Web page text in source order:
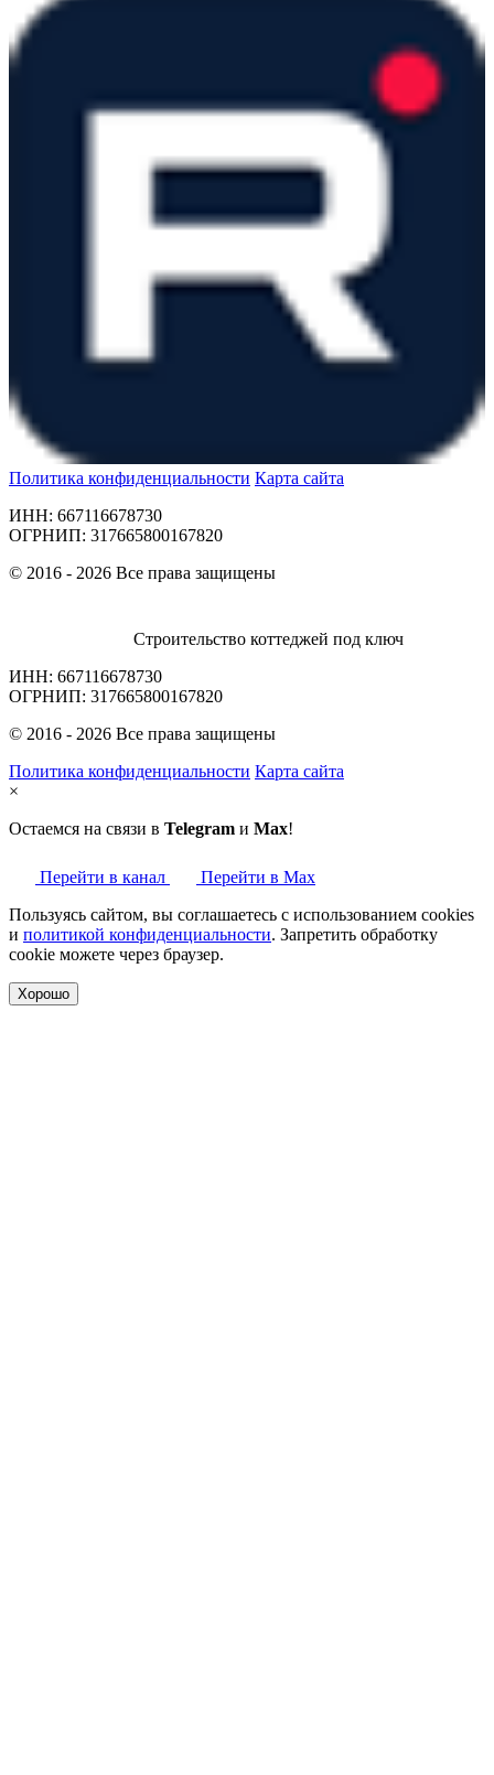
Политика конфиденциальности Карта сайта
ИНН: 667116678730
ОГРНИП: 317665800167820
© 2016 - 2026 Все права защищены
Строительство коттеджей под ключ
ИНН: 667116678730
ОГРНИП: 317665800167820
© 2016 - 2026 Все права защищены
Политика конфиденциальности Карта сайта
×
Остаемся на связи в Telegram и Max!
Перейти в канал
Перейти в Max
Пользуясь сайтом, вы соглашаетесь с использованием cookies
и политикой конфиденциальности. Запретить обработку
cookie можете через браузер.
Хорошо